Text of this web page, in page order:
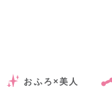
おふろ×美人